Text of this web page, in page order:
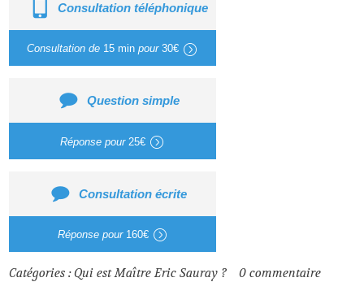
Consultation téléphonique
Consultation de 15 min pour30€
Question simple
Réponse pour 25€
Consultation écrite
Réponse pour 160€
Catégories :Qui est Maître Eric Sauray ? 0 commentaire